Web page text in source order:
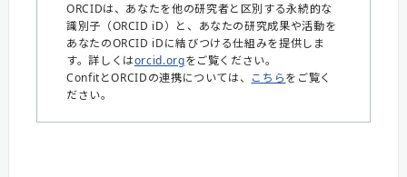
ORCIDは、あなたを他の研究者と区別する永続的な
識別子（ORCID iD）と、あなたの研究成果や活動を
あなたのORCID iDに結びつける仕組みを提供しま
す。詳しくはorcid.orgをご覧ください。
ConfitとORCIDの連携については、 こちらをご覧く
ださい。